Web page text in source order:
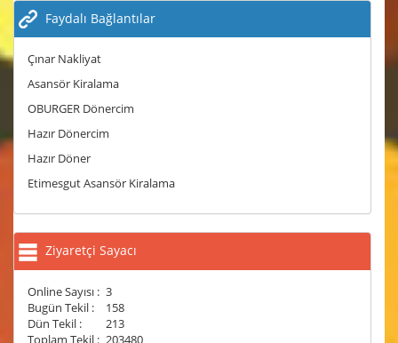
Faydalı Bağlantılar
Çınar Nakliyat
Asansör Kiralama
OBURGER Dönercim
Hazır Dönercim
Hazır Döner
Etimesgut Asansör Kiralama
Ziyaretçi Sayacı
Online Sayısı : 3
Bugün Tekil :
158
Dün Tekil :
213
Toplam Tekil : 203480